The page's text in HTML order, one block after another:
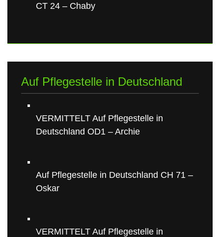
CT 24 – Chaby
Auf Pflegestelle in Deutschland
VERMITTELT Auf Pflegestelle in
Deutschland OD1 – Archie
Auf Pflegestelle in Deutschland CH 71 –
Oskar
VERMITTELT Auf Pflegestelle in